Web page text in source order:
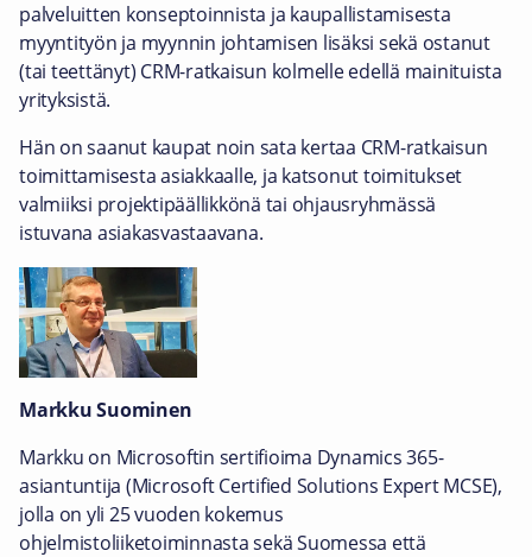
palveluitten konseptoinnista ja kaupallistamisesta
myyntityön ja myynnin johtamisen lisäksi sekä ostanut
(tai teettänyt) CRM-ratkaisun kolmelle edellä mainituista
yrityksistä.
Hän on saanut kaupat noin sata kertaa CRM-ratkaisun
toimittamisesta asiakkaalle, ja katsonut toimitukset
valmiiksi projektipäällikkönä tai ohjausryhmässä
istuvana asiakasvastaavana.
Markku Suominen
Markku on Microsoftin sertifioima Dynamics 365-
asiantuntija (Microsoft Certified Solutions Expert MCSE),
jolla on yli 25 vuoden kokemus
ohjelmistoliiketoiminnasta sekä Suomessa että